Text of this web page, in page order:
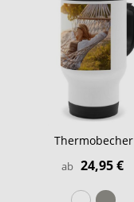
Thermobecher
ab 24,95 €